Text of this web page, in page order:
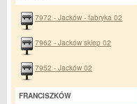
7972 - Jacków - fabryka 02
7962 - Jacków sklep 02
7952 - Jacków 02
FRANCISZKÓW